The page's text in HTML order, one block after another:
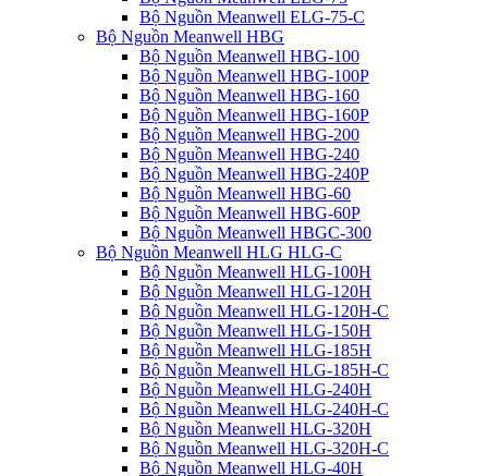
Bộ Nguồn Meanwell ELG-75-C
Bộ Nguồn Meanwell HBG
Bộ Nguồn Meanwell HBG-100
Bộ Nguồn Meanwell HBG-100P
Bộ Nguồn Meanwell HBG-160
Bộ Nguồn Meanwell HBG-160P
Bộ Nguồn Meanwell HBG-200
Bộ Nguồn Meanwell HBG-240
Bộ Nguồn Meanwell HBG-240P
Bộ Nguồn Meanwell HBG-60
Bộ Nguồn Meanwell HBG-60P
Bộ Nguồn Meanwell HBGC-300
Bộ Nguồn Meanwell HLG HLG-C
Bộ Nguồn Meanwell HLG-100H
Bộ Nguồn Meanwell HLG-120H
Bộ Nguồn Meanwell HLG-120H-C
Bộ Nguồn Meanwell HLG-150H
Bộ Nguồn Meanwell HLG-185H
Bộ Nguồn Meanwell HLG-185H-C
Bộ Nguồn Meanwell HLG-240H
Bộ Nguồn Meanwell HLG-240H-C
Bộ Nguồn Meanwell HLG-320H
Bộ Nguồn Meanwell HLG-320H-C
Bộ Nguồn Meanwell HLG-40H